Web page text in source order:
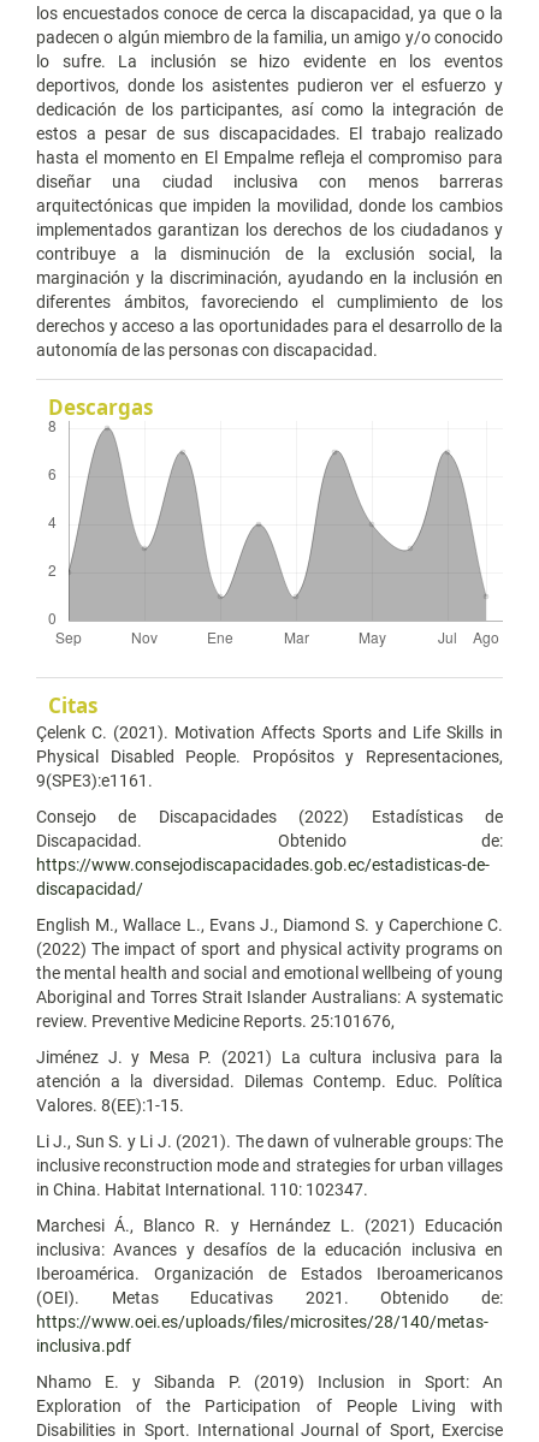
los encuestados conoce de cerca la discapacidad, ya que o la
padecen o algún miembro de la familia, un amigo y/o conocido
lo sufre. La inclusión se hizo evidente en los eventos
deportivos, donde los asistentes pudieron ver el esfuerzo y
dedicación de los participantes, así como la integración de
estos a pesar de sus discapacidades. El trabajo realizado
hasta el momento en El Empalme refleja el compromiso para
diseñar una ciudad inclusiva con menos barreras
arquitectónicas que impiden la movilidad, donde los cambios
implementados garantizan los derechos de los ciudadanos y
contribuye a la disminución de la exclusión social, la
marginación y la discriminación, ayudando en la inclusión en
diferentes ámbitos, favoreciendo el cumplimiento de los
derechos y acceso a las oportunidades para el desarrollo de la
autonomía de las personas con discapacidad.
Descargas
Citas
Çelenk C. (2021). Motivation Affects Sports and Life Skills in
Physical Disabled People. Propósitos y Representaciones,
9(SPE3):e1161.
Consejo de Discapacidades (2022) Estadísticas de
Discapacidad. Obtenido de:
https://www.consejodiscapacidades.gob.ec/estadisticas-de-
discapacidad/
English M., Wallace L., Evans J., Diamond S. y Caperchione C.
(2022) The impact of sport and physical activity programs on
the mental health and social and emotional wellbeing of young
Aboriginal and Torres Strait Islander Australians: A systematic
review. Preventive Medicine Reports. 25:101676,
Jiménez J. y Mesa P. (2021) La cultura inclusiva para la
atención a la diversidad. Dilemas Contemp. Educ. Política
Valores. 8(EE):1-15.
Li J., Sun S. y Li J. (2021). The dawn of vulnerable groups: The
inclusive reconstruction mode and strategies for urban villages
in China. Habitat International. 110: 102347.
Marchesi Á., Blanco R. y Hernández L. (2021) Educación
inclusiva: Avances y desafíos de la educación inclusiva en
Iberoamérica. Organización de Estados Iberoamericanos
(OEI). Metas Educativas 2021. Obtenido de:
https://www.oei.es/uploads/files/microsites/28/140/metas-
inclusiva.pdf
Nhamo E. y Sibanda P. (2019) Inclusion in Sport: An
Exploration of the Participation of People Living with
Disabilities in Sport. International Journal of Sport, Exercise